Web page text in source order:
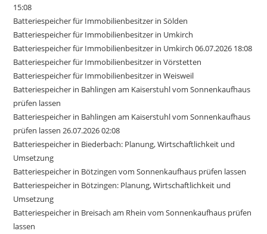
15:08
Batteriespeicher für Immobilienbesitzer in Sölden
Batteriespeicher für Immobilienbesitzer in Umkirch
Batteriespeicher für Immobilienbesitzer in Umkirch 06.07.2026 18:08
Batteriespeicher für Immobilienbesitzer in Vörstetten
Batteriespeicher für Immobilienbesitzer in Weisweil
Batteriespeicher in Bahlingen am Kaiserstuhl vom Sonnenkaufhaus
prüfen lassen
Batteriespeicher in Bahlingen am Kaiserstuhl vom Sonnenkaufhaus
prüfen lassen 26.07.2026 02:08
Batteriespeicher in Biederbach: Planung, Wirtschaftlichkeit und
Umsetzung
Batteriespeicher in Bötzingen vom Sonnenkaufhaus prüfen lassen
Batteriespeicher in Bötzingen: Planung, Wirtschaftlichkeit und
Umsetzung
Batteriespeicher in Breisach am Rhein vom Sonnenkaufhaus prüfen
lassen